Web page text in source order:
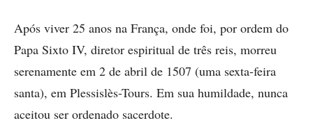
Após viver 25 anos na França, onde foi, por ordem do
Papa Sixto IV, diretor espiritual de três reis, morreu
serenamente em 2 de abril de 1507 (uma sexta-feira
santa), em Plessislès-Tours. Em sua humildade, nunca
aceitou ser ordenado sacerdote.